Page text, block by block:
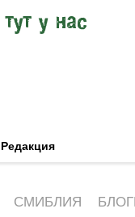
у нас
Редакция
СМИБЛИЯ